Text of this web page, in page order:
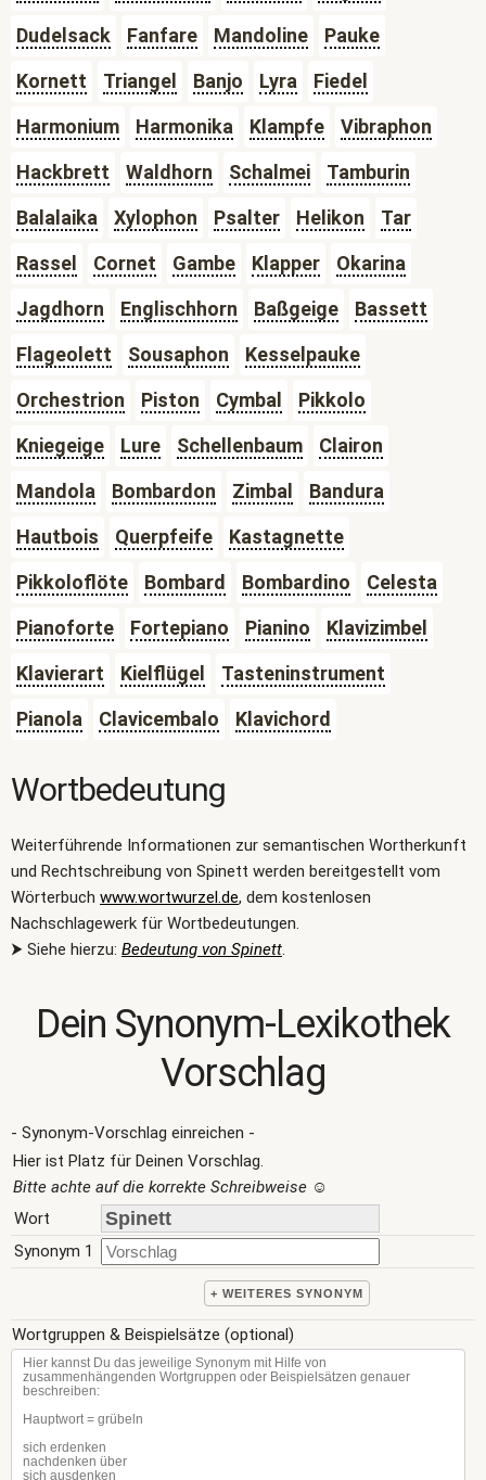
Dudelsack
Fanfare Mandoline
Pauke
Kornett
Triangel Banjo Lyra
Fiedel
Harmonium
Harmonika Klampfe
Vibraphon
Hackbrett
Waldhorn Schalmei
Tamburin
Balalaika
Xylophon Psalter Helikon
Tar
Rassel
Cornet Gambe Klapper
Okarina
Jagdhorn
Englischhorn Baßgeige
Bassett
Flageolett
Sousaphon
Kesselpauke
Orchestrion
Piston Cymbal
Pikkolo
Kniegeige
Lure Schellenbaum
Clairon
Mandola
Bombardon Zimbal
Bandura
Hautbois
Querpfeife
Kastagnette
Pikkoloflöte
Bombard Bombardino
Celesta
Pianoforte
Fortepiano Pianino
Klavizimbel
Klavierart
Kielflügel
Tasteninstrument
Pianola
Clavicembalo Klavichord
Wortbedeutung
Weiterführende Informationen zur semantischen Wortherkunft
und Rechtschreibung von Spinett werden bereitgestellt vom
Wörterbuch www.wortwurzel.de, dem kostenlosen
Nachschlagewerk für Wortbedeutungen.
⮞ Siehe hierzu: Bedeutung von Spinett.
Dein Synonym-Lexikothek
Vorschlag
- Synonym-Vorschlag einreichen -
Hier ist Platz für Deinen Vorschlag.
Bitte achte auf die korrekte Schreibweise ☺
Wort
Synonym 1
+ WEITERES SYNONYM
Wortgruppen & Beispielsätze (optional)